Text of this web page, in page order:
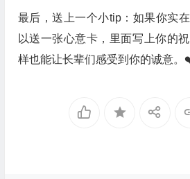
最后，送上一个小tip：如果你实
以送一张心意卡，里面写上你的
样也能让长辈们感受到你的诚意